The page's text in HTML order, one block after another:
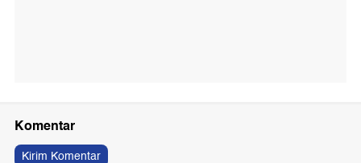
Komentar
Kirim Komentar